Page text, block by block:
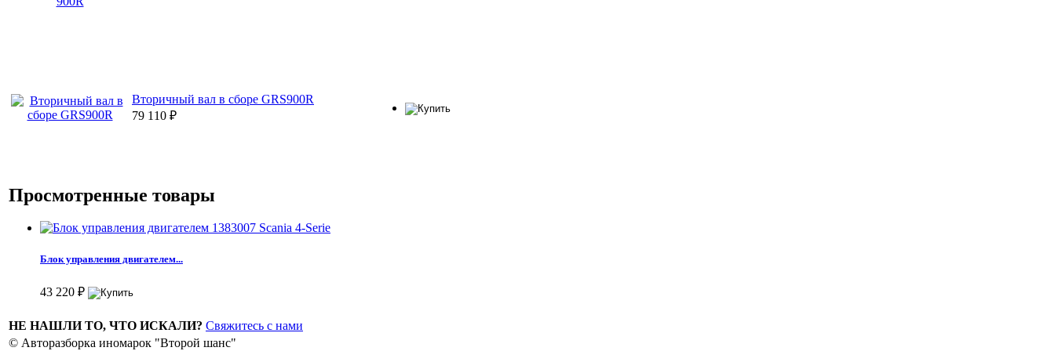
Вторичный вал в сборе GRS900R
79 110 ₽
Просмотренные товары
Блок управления двигателем...
43 220 ₽
НЕ НАШЛИ ТО, ЧТО ИСКАЛИ? Свяжитесь с нами
© Авторазборка иномарок "Второй шанс"